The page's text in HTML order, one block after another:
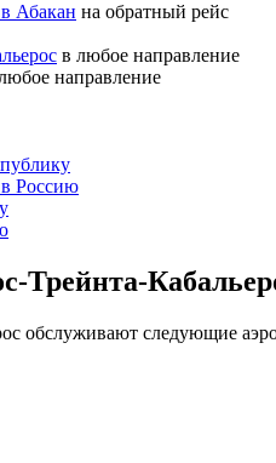
Абакан на обратный рейс
в любое направление
направление
в Россию
Трейнта-
обслуживают следующие